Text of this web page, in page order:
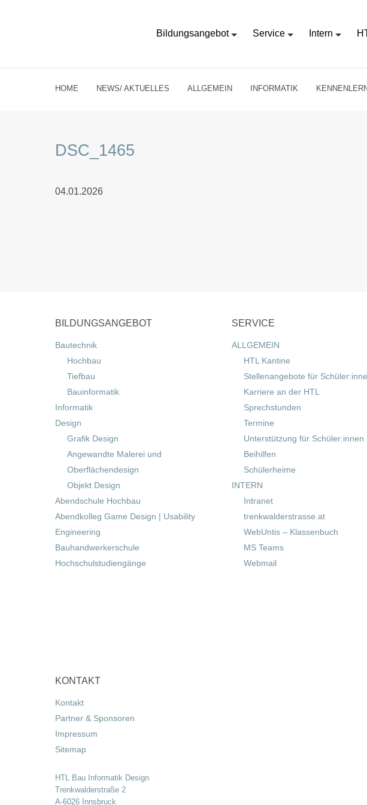
Bildungsangebot Service Intern
HOME NEWS/ AKTUELLES ALLGEMEIN INFORMATIK
DSC_1465
04.01.2026
BILDUNGSANGEBOT
Bautechnik
Hochbau
Tiefbau
Bauinformatik
Informatik
Design
Grafik Design
Angewandte Malerei und
Oberflächendesign
Objekt Design
Abendschule Hochbau
Abendkolleg Game Design | Usability
Engineering
Bauhandwerkerschule
Hochschulstudiengänge
SERVICE
ALLGEMEIN
HTL Kantine
Stellenangebote für
Karriere an der HTL
Sprechstunden
Termine
Unterstützung für Schüler:innen
Beihilfen
Schülerheime
INTERN
Intranet
trenkwalderstrasse.at
WebUntis – Klassenbuch
MS Teams
Webmail
KONTAKT
Kontakt
Partner & Sponsoren
Impressum
Sitemap
HTL Bau Informatik Design
Trenkwalderstraße 2
A-6026 Innsbruck